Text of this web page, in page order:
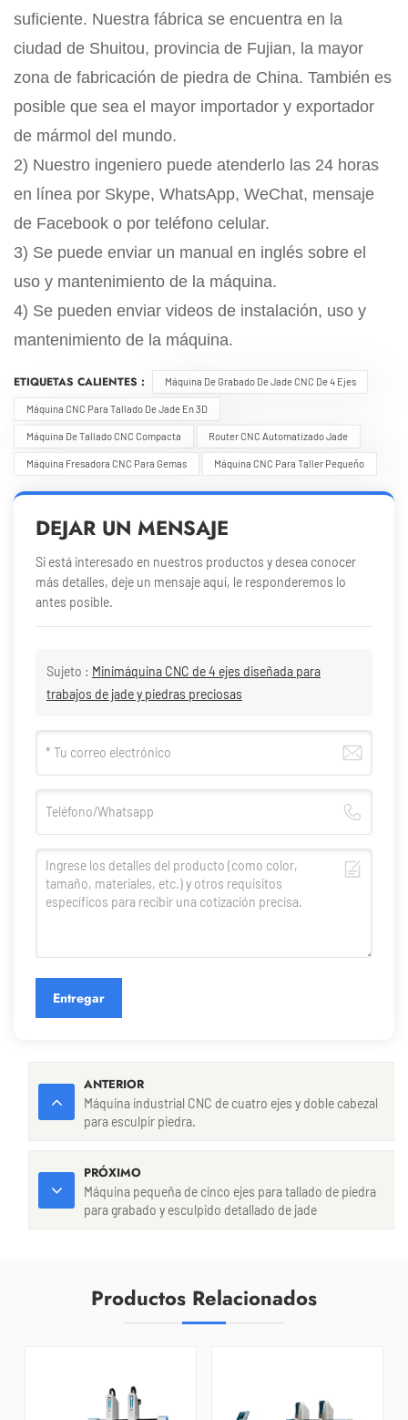
suficiente. Nuestra fábrica se encuentra en la
ciudad de Shuitou, provincia de Fujian, la mayor
zona de fabricación de piedra de China. También es
posible que sea el mayor importador y exportador
de mármol del mundo.
2) Nuestro ingeniero puede atenderlo las 24 horas
en línea por Skype, WhatsApp, WeChat, mensaje
de Facebook o por teléfono celular.
3) Se puede enviar un manual en inglés sobre el
uso y mantenimiento de la máquina.
4) Se pueden enviar videos de instalación, uso y
mantenimiento de la máquina.
ETIQUETAS CALIENTES : Máquina De Grabado De Jade CNC De 4 Ejes
Máquina CNC Para Tallado De Jade En 3D
Máquina De Tallado CNC Compacta Router CNC Automatizado Jade
Máquina Fresadora CNC Para Gemas Máquina CNC Para Taller Pequeño
DEJAR UN MENSAJE
Si está interesado en nuestros productos y desea conocer
más detalles, deje un mensaje aquí, le responderemos lo
antes posible.
Sujeto : Minimáquina CNC de 4 ejes diseñada para
trabajos de jade y piedras preciosas
Entregar
ANTERIOR
Máquina industrial CNC de cuatro ejes y doble cabezal
para esculpir piedra.
PRÓXIMO
Máquina pequeña de cinco ejes para tallado de piedra
para grabado y esculpido detallado de jade
Productos Relacionados